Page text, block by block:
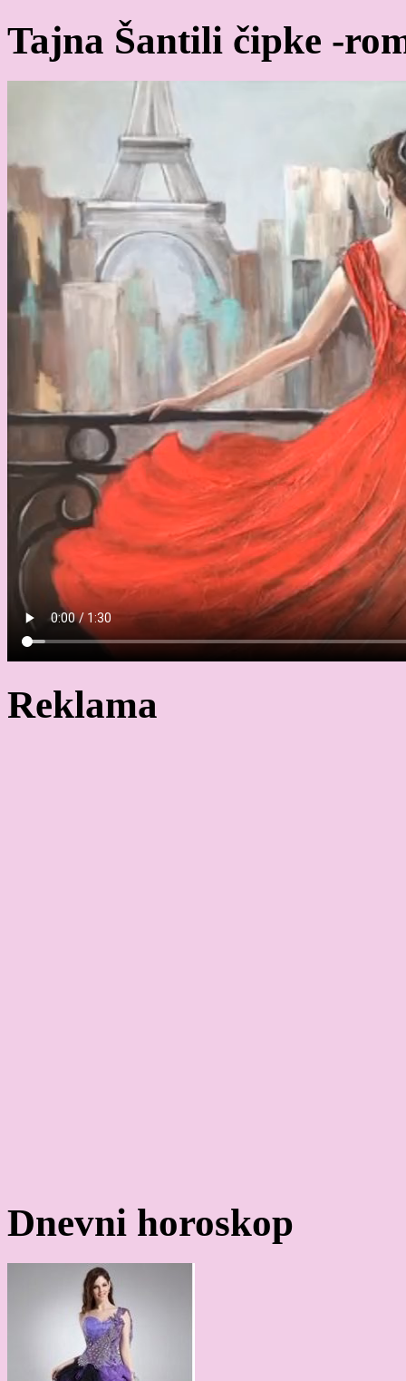
Tajna Šantili čipke -
Reklama
Dnevni horoskop